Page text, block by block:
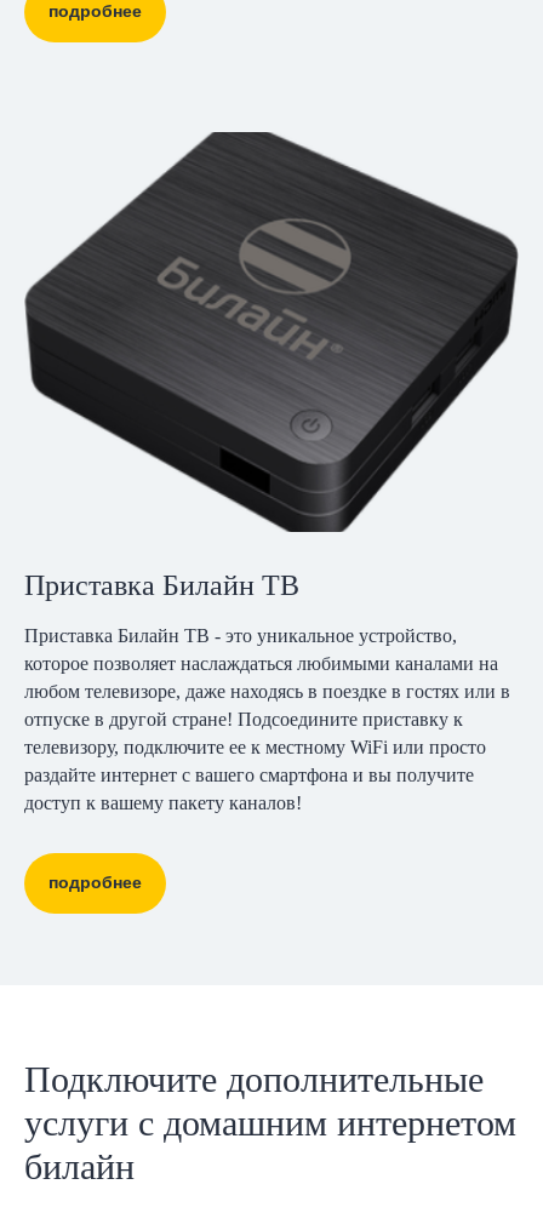
подробнее
Приставка Билайн ТВ
Приставка Билайн ТВ - это уникальное устройство,
которое позволяет наслаждаться любимыми каналами на
любом телевизоре, даже находясь в поездке в гостях или в
отпуске в другой стране! Подсоедините приставку к
телевизору, подключите ее к местному WiFi или просто
раздайте интернет с вашего смартфона и вы получите
доступ к вашему пакету каналов!
подробнее
Подключите дополнительные
услуги с домашним интернетом
билайн